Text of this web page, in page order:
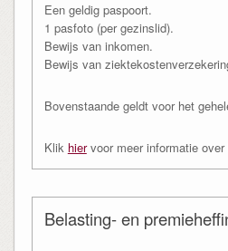
Een geldig paspoort.
1 pasfoto (per gezinslid).
Bewijs van inkomen.
Bewijs van
Bovenstaande geldt voor het
Klik hiervoor meer informatie
Belasting- en